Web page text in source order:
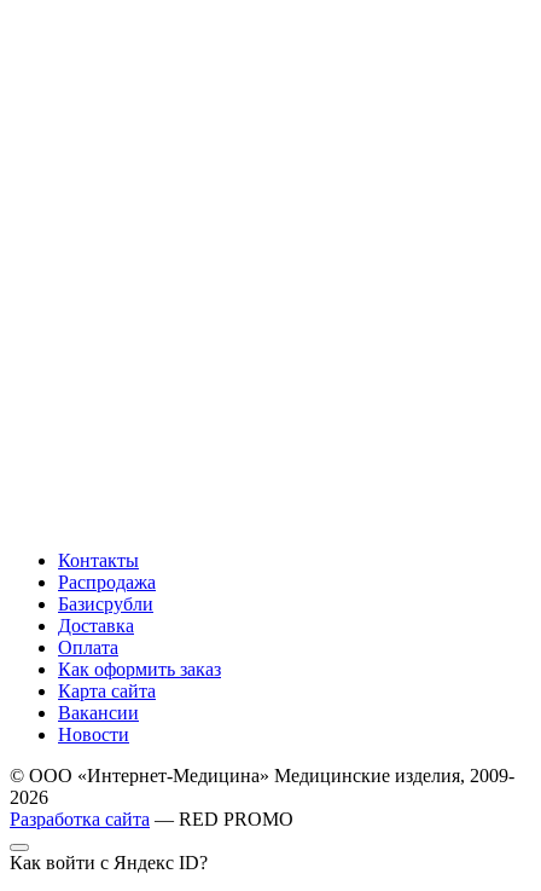
Контакты
Распродажа
Базисрубли
Доставка
Оплата
Как оформить заказ
Карта сайта
Вакансии
Новости
© ООО «Интернет-Медицина» Медицинские изделия, 2009-
2026
Разработка сайта — RED PROMO
Как войти с Яндекс ID?